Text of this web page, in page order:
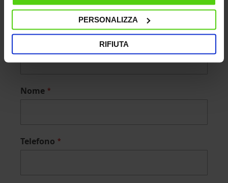
PERSONALIZZA
RIFIUTA
Nome
Telefono